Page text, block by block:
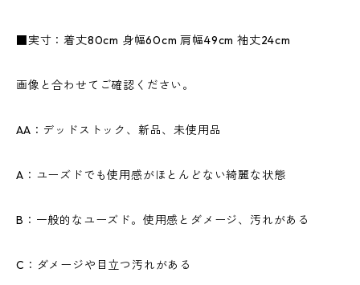
■実寸：着丈80cm 身幅60cm 肩幅49cm 袖丈24cm
画像と合わせてご確認ください。
AA：デッドストック、新品、未使用品
A：ユーズドでも使用感がほとんどない綺麗な状態
B：一般的なユーズド。使用感とダメージ、汚れがある
C：ダメージや目立つ汚れがある